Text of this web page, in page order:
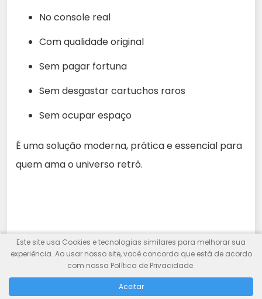
No console real
Com qualidade original
Sem pagar fortuna
Sem desgastar cartuchos raros
Sem ocupar espaço
É uma solução moderna, prática e essencial para
quem ama o universo retrô.
Este site usa Cookies e tecnologias similares para melhorar sua
experiência. Ao usar nosso site, você concorda que está de acordo
com nossa Política de Privacidade.
Aceitar